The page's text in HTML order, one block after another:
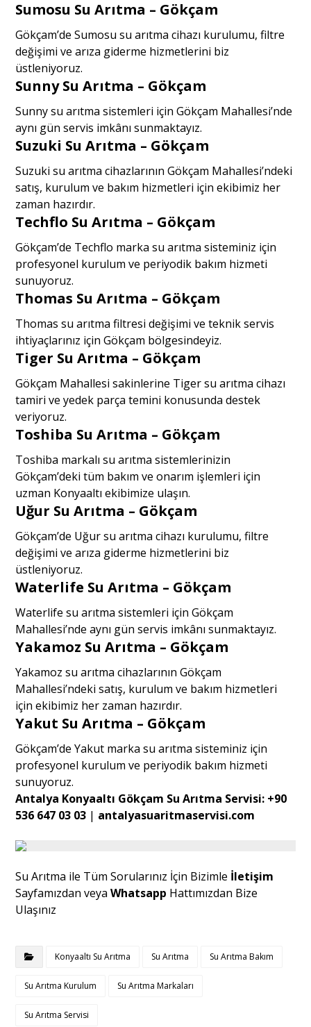
Sumosu Su Arıtma – Gökçam
Gökçam’de Sumosu su arıtma cihazı kurulumu, filtre
değişimi ve arıza giderme hizmetlerini biz
üstleniyoruz.
Sunny Su Arıtma – Gökçam
Sunny su arıtma sistemleri için Gökçam Mahallesi’nde
aynı gün servis imkânı sunmaktayız.
Suzuki Su Arıtma – Gökçam
Suzuki su arıtma cihazlarının Gökçam Mahallesi’ndeki
satış, kurulum ve bakım hizmetleri için ekibimiz her
zaman hazırdır.
Techflo Su Arıtma – Gökçam
Gökçam’de Techflo marka su arıtma sisteminiz için
profesyonel kurulum ve periyodik bakım hizmeti
sunuyoruz.
Thomas Su Arıtma – Gökçam
Thomas su arıtma filtresi değişimi ve teknik servis
ihtiyaçlarınız için Gökçam bölgesindeyiz.
Tiger Su Arıtma – Gökçam
Gökçam Mahallesi sakinlerine Tiger su arıtma cihazı
tamiri ve yedek parça temini konusunda destek
veriyoruz.
Toshiba Su Arıtma – Gökçam
Toshiba markalı su arıtma sistemlerinizin
Gökçam’deki tüm bakım ve onarım işlemleri için
uzman Konyaaltı ekibimize ulaşın.
Uğur Su Arıtma – Gökçam
Gökçam’de Uğur su arıtma cihazı kurulumu, filtre
değişimi ve arıza giderme hizmetlerini biz
üstleniyoruz.
Waterlife Su Arıtma – Gökçam
Waterlife su arıtma sistemleri için Gökçam
Mahallesi’nde aynı gün servis imkânı sunmaktayız.
Yakamoz Su Arıtma – Gökçam
Yakamoz su arıtma cihazlarının Gökçam
Mahallesi’ndeki satış, kurulum ve bakım hizmetleri
için ekibimiz her zaman hazırdır.
Yakut Su Arıtma – Gökçam
Gökçam’de Yakut marka su arıtma sisteminiz için
profesyonel kurulum ve periyodik bakım hizmeti
sunuyoruz.
Antalya Konyaaltı Gökçam Su Arıtma Servisi: +90
536 647 03 03 | antalyasuaritmaservisi.com
Su Arıtma ile Tüm Sorularınız İçin Bizimle İletişim
Sayfamızdan veyaWhatsapp Hattımızdan Bize
Ulaşınız
Konyaaltı Su Arıtma Su Arıtma Su Arıtma Bakım
Su Arıtma Kurulum Su Arıtma Markaları
Su Arıtma Servisi